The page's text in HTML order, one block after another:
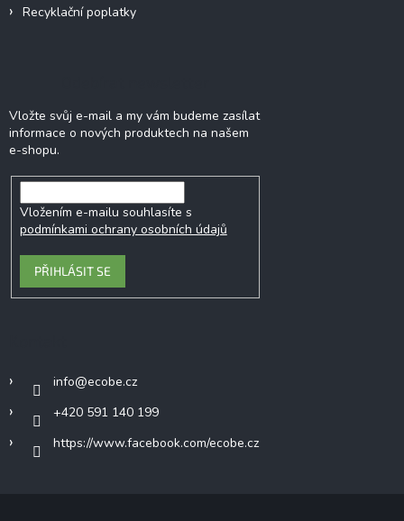
Recyklační poplatky
Vložte svůj e-mail a my vám budeme zasílat
informace o nových produktech na našem
e-shopu.
Vložením e-mailu souhlasíte s
podmínkami ochrany osobních údajů
PŘIHLÁSIT SE
info@ecobe.cz
+420 591 140 199
https://www.facebook.com/ecobe.cz